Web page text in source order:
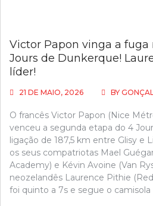
Victor Papon vinga a fuga
Jours de Dunkerque!
líder!
21 DE MAIO, 2026 BY
O francês Victor Papon (Nice
venceu a segunda etapa do 4
ligação de 187,5 km entre Glisy e
os seus compatriotas Mael
Academy) e Kévin Avoine (Van
neozelandês Laurence Pithie
foi quinto a 7s e segue o camisola